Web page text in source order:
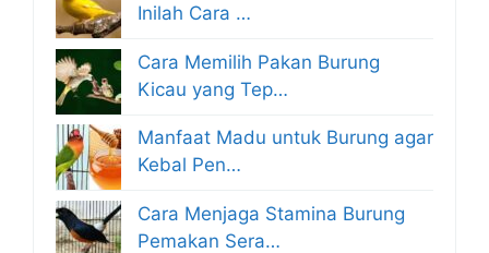
Inilah Cara …
Cara Memilih Pakan Burung
Kicau yang Tep…
Manfaat Madu untuk Burung agar
Kebal Pen…
Cara Menjaga Stamina Burung
Pemakan Sera…